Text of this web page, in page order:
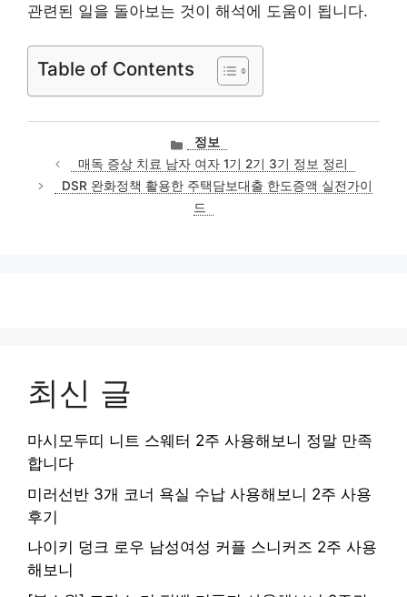
관련된 일을 돌아보는 것이 해석에 도움이 됩니다.
Table of Contents
카
테
고
리
정보
매독 증상 치료 남자 여자 1기 2기 3기 정보 정리
DSR 완화정책 활용한 주택담보대출 한도증액 실전가이
드
최신 글
마시모두띠 니트 스웨터 2주 사용해보니 정말 만족
합니다
미러선반 3개 코너 욕실 수납 사용해보니 2주 사용
후기
나이키 덩크 로우 남성여성 커플 스니커즈 2주 사용
해보니